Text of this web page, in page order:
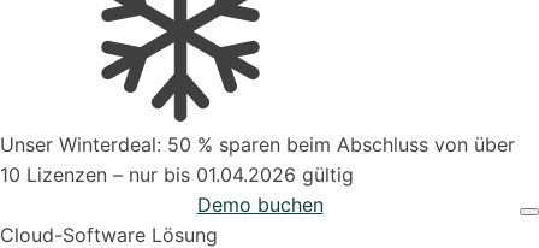
Aufträge verwalten
Organisiere deine Aufträge in Überischtlichen
Kontakt zum Vertrieb
Support & Hilfe
Unser Winterdeal: 50 % sparen beim Abschluss von über
10 Lizenzen – nur bis 01.04.2026 gültig
Demo buchen
Cloud-Software Lösung